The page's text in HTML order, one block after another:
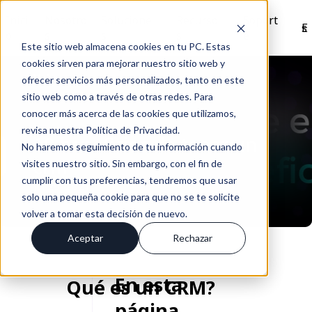
Este sitio web almacena cookies en tu PC. Estas
cookies sirven para mejorar nuestro sitio web y
ofrecer servicios más personalizados, tanto en este
sitio web como a través de otras redes. Para
conocer más acerca de las cookies que utilizamos,
revisa nuestra Política de Privacidad.
No haremos seguimiento de tu información cuando
visites nuestro sitio. Sin embargo, con el fin de
cumplir con tus preferencias, tendremos que usar
solo una pequeña cookie para que no se te solicite
volver a tomar esta decisión de nuevo.
Aceptar Rechazar
Soport
e
Es
Volver
10 beneficios de tener un
crm
Jul 29, 2021
Qué es un CRM?
En esta